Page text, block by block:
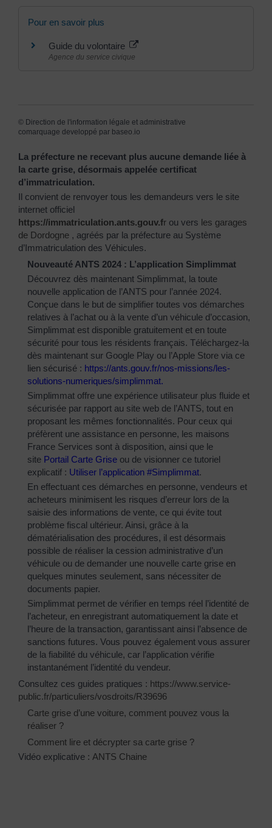
Pour en savoir plus
Guide du volontaire
Agence du service civique
© Direction de l'information légale et administrative
comarquage developpé par baseo.io
La préfecture ne recevant plus aucune demande liée à
la carte grise, désormais appelée certificat
d’immatriculation.
Il convient de renvoyer tous les demandeurs vers le site
internet officiel
https://immatriculation.ants.gouv.fr ou vers les garages
de Dordogne , agréés par la préfecture au Système
d’Immatriculation des Véhicules.
Nouveauté ANTS 2024 : L’application Simplimmat
Découvrez dès maintenant Simplimmat, la toute
nouvelle application de l’ANTS pour l’année 2024.
Conçue dans le but de simplifier toutes vos démarches
relatives à l’achat ou à la vente d’un véhicule d’occasion,
Simplimmat est disponible gratuitement et en toute
sécurité pour tous les résidents français. Téléchargez-la
dès maintenant sur Google Play ou l’Apple Store via ce
lien sécurisé : https://ants.gouv.fr/nos-missions/les-
solutions-numeriques/simplimmat.
Simplimmat offre une expérience utilisateur plus fluide et
sécurisée par rapport au site web de l’ANTS, tout en
proposant les mêmes fonctionnalités. Pour ceux qui
préfèrent une assistance en personne, les maisons
France Services sont à disposition, ainsi que le
site Portail Carte Grise ou de visionner ce tutoriel
explicatif : Utiliser l’application #Simplimmat.
En effectuant ces démarches en personne, vendeurs et
acheteurs minimisent les risques d’erreur lors de la
saisie des informations de vente, ce qui évite tout
problème fiscal ultérieur. Ainsi, grâce à la
dématérialisation des procédures, il est désormais
possible de réaliser la cession administrative d’un
véhicule ou de demander une nouvelle carte grise en
quelques minutes seulement, sans nécessiter de
documents papier.
Simplimmat permet de vérifier en temps réel l’identité de
l’acheteur, en enregistrant automatiquement la date et
l’heure de la transaction, garantissant ainsi l’absence de
sanctions futures. Vous pouvez également vous assurer
de la fiabilité du véhicule, car l’application vérifie
instantanément l’identité du vendeur.
Consultez ces guides pratiques : https://www.service-
public.fr/particuliers/vosdroits/R39696
Carte grise d’une voiture, comment pouvez vous la
réaliser ?
Comment lire et décrypter sa carte grise ?
Vidéo explicative : ANTS Chaine